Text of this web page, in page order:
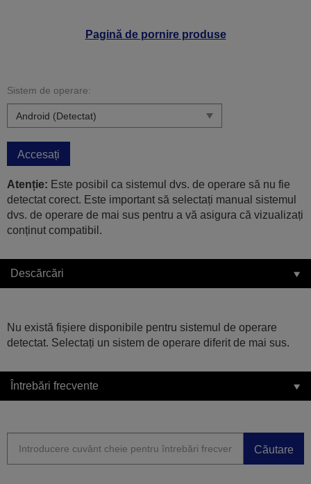
Pagină de pornire produse
Sistem de operare:
Accesați
Atenție: Este posibil ca sistemul dvs. de operare să nu fie
detectat corect. Este important să selectați manual sistemul
dvs. de operare de mai sus pentru a vă asigura că vizualizați
conținut compatibil.
Descărcări
Nu există fișiere disponibile pentru sistemul de operare
detectat. Selectați un sistem de operare diferit de mai sus.
Întrebări frecvente
Căutare